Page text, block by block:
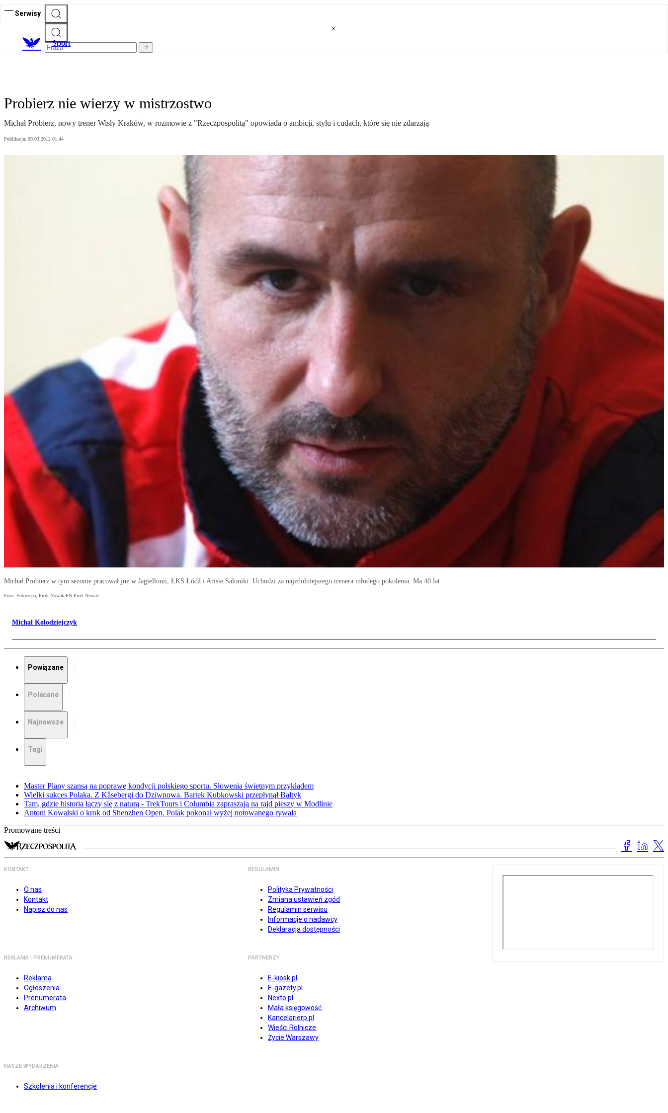
Serwisy
Sport
Probierz nie wierzy w mistrzostwo
Michał Probierz, nowy trener Wisły Kraków, w rozmowie z "Rzeczpospolitą" opowiada o ambicji, stylu i cudach, które się nie zdarzają
Publikacja: 09.03.2012 01:44
Michał Probierz w tym sezonie pracował już w Jagiellonii, ŁKS Łódź i Arisie Saloniki. Uchodzi za najzdolniejszego trenera młodego pokolenia. Ma 40 lat
Foto: Fotorzepa, Piotr Nowak PN Piotr Nowak
Michał Kołodziejczyk
Powiązane
Polecane
Najnowsze
Tagi
Master Plany szansą na poprawę kondycji polskiego sportu. Słowenia świetnym przykładem
Wielki sukces Polaka. Z Kåsebergi do Dziwnowa. Bartek Kubkowski przepłynął Bałtyk
Tam, gdzie historia łączy się z naturą - TrekTours i Columbia zapraszają na rajd pieszy w Modlinie
Antoni Kowalski o krok od Shenzhen Open. Polak pokonał wyżej notowanego rywala
Promowane treści
KONTAKT
O nas
Kontakt
Napisz do nas
REGULAMIN
Polityka Prywatności
Zmiana ustawień zgód
Regulamin serwisu
Informacje o nadawcy
Deklaracja dostępności
REKLAMA I PRENUMERATA
Reklama
Ogłoszenia
Prenumerata
Archiwum
PARTNERZY
E-kiosk.pl
E-gazety.pl
Nexto.pl
Mała księgowość
Kancelarierp.pl
Wieści Rolnicze
Życie Warszawy
NASZE WYDARZENIA
Szkolenia i konferencje